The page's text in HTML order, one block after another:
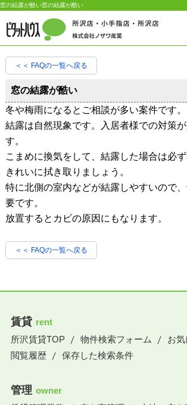
窓の結露が酷い窓の結露が酷い
＜＜ FAQの一覧へ戻る
窓の結露が酷い
冬や梅雨になるとご相談が多い案件です。
結露は自然現象です。入居者様での対策
す。
こまめに換気をして、結露した場合は必
きれいに拭き取りましょう。
特に北側の室内などが結露しやすいので
要です。
放置するとカビの原因にもなります。
＜＜ FAQの一覧へ戻る
賃貸 rent
所沢賃貸TOP
物件検索フォーム
お気
閲覧履歴
保存した検索条件
管理 owner